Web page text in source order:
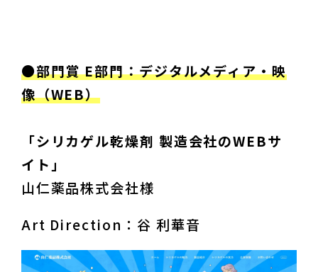
●部門賞 E部門：デジタルメディア・映
「シリカゲル乾燥剤 製造会社のWEBサ
イト」
山仁薬品株式会社様
Art Direction：谷 利華音